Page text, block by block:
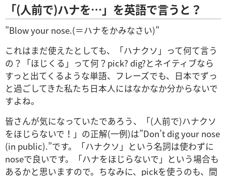
「(人前で)ハナを…」を英語で言うと？
”Blow your nose.(＝ハナをかみなさい)”
これはまだ使えたとしても、「ハナクソ」って何て言う
の？「ほじくる」って何？pick? dig?とネイティブなら
すっと出てくるような単語、フレーズでも、日本でずっ
と過ごしてきた私たち日本人にはなかなか分からないで
すよね。
皆さんが気になっていたであろう、「(人前で)ハナクソ
をほじらないで！」の正解(一例)は”Don’t dig your nose
(in public).”です。「ハナクソ」という名詞は使わずに
noseで良いです。「ハナをほじらないで」という場合も
あるかと思いますので。ちなみに、pickを使うのも、間